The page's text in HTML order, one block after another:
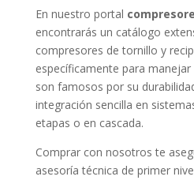
En nuestro portal
encontrarás un catálogo
compresores de tornillo y
específicamente para manejar
son famosos por su
integración sencilla en
etapas o en cascada.
Comprar con nosotros te
asesoría técnica de primer